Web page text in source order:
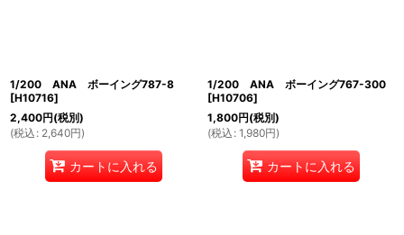
1/200 ANA ボーイング787-8
[H10716]
2,400円(税別)
(税込 : 2,640円)
カートに入れる
1/200 ANA ボーイング767-300
[H10706]
1,800円(税別)
(税込 : 1,980円)
カートに入れる